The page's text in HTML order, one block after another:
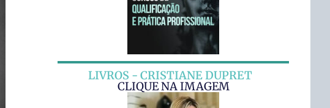
LIVROS - CRISTIANE DUPRET
CLIQUE NA IMAGEM